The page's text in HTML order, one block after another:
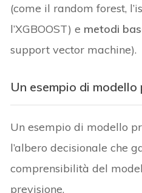
(come il random forest,
l’XGBOOST) e metodi
support vector machine).
Un esempio di
Un esempio di modello
l’albero decisionale che
comprensibilità del
previsione.